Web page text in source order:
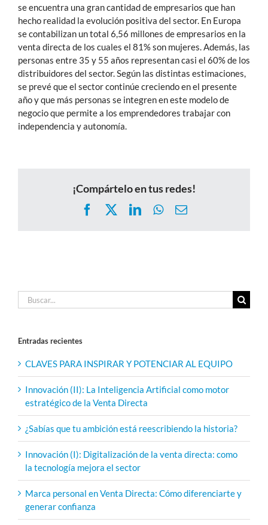
se encuentra una gran cantidad de empresarios que han
hecho realidad la evolución positiva del sector. En Europa
se contabilizan un total 6,56 millones de empresarios en la
venta directa de los cuales el 81% son mujeres. Además, las
personas entre 35 y 55 años representan casi el 60% de los
distribuidores del sector. Según las distintas estimaciones,
se prevé que el sector continúe creciendo en el presente
año y que más personas se integren en este modelo de
negocio que permite a los emprendedores trabajar con
independencia y autonomía.
¡Compártelo en tus redes!
FacebookLinkedInWhatsApp
Correo
Buscar:
Entradas recientes
CLAVES PARA INSPIRAR Y POTENCIAR AL EQUIPO
Innovación (II): La Inteligencia Artificial como motor
estratégico de la Venta Directa
¿Sabías que tu ambición está reescribiendo la historia?
Innovación (I): Digitalización de la venta directa: como
la tecnología mejora el sector
Marca personal en Venta Directa: Cómo diferenciarte y
generar confianza